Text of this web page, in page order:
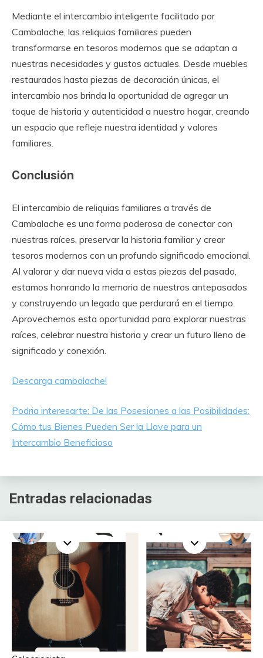
Mediante el intercambio inteligente facilitado por
Cambalache, las reliquias familiares pueden
transformarse en tesoros modernos que se adaptan a
nuestras necesidades y gustos actuales. Desde muebles
restaurados hasta piezas de decoración únicas, el
intercambio nos brinda la oportunidad de agregar un
toque de historia y autenticidad a nuestro hogar, creando
un espacio que refleje nuestra identidad y valores
familiares.
Conclusión
El intercambio de reliquias familiares a través de
Cambalache es una forma poderosa de conectar con
nuestras raíces, preservar la historia familiar y crear
tesoros modernos con un profundo significado emocional.
Al valorar y dar nueva vida a estas piezas del pasado,
estamos honrando la memoria de nuestros antepasados
y construyendo un legado que perdurará en el tiempo.
Aprovechemos esta oportunidad para explorar nuestras
raíces, celebrar nuestra historia y crear un futuro lleno de
significado y conexión.
Descarga cambalache!
Podria interesarte: De las Posesiones a las Posibilidades:
Cómo tus Bienes Pueden Ser la Llave para un
Intercambio Beneficioso
Entradas relacionadas